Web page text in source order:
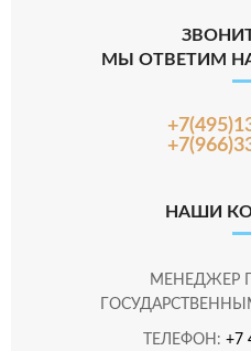
МЫ ОТВЕТИМ
НАШИ
МЕНЕДЖЕР
ТЕЛЕФОН: +7